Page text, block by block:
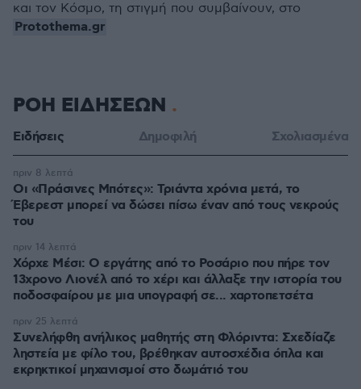
και τον Κόσμο, τη στιγμή που συμβαίνουν, στο
Protothema.gr
ΡΟΗ ΕΙΔΗΣΕΩΝ
Ειδήσεις Δημοφιλή Σχολιασμένα
Οι «Πράσινες Μπότες»: Τριάντα χρόνια μετά, το
Έβερεστ μπορεί να δώσει πίσω έναν από τους νεκρούς
του
πριν 8 λεπτά
Χόρχε Μέσι: Ο εργάτης από το Ροσάριο που πήρε τον
13χρονο Λιονέλ από το χέρι και άλλαξε την ιστορία του
ποδοσφαίρου με μια υπογραφή σε... χαρτοπετσέτα
πριν 14 λεπτά
Συνελήφθη ανήλικος μαθητής στη Φλόριντα: Σχεδίαζε
ληστεία με φίλο του, βρέθηκαν αυτοσχέδια όπλα και
εκρηκτικοί μηχανισμοί στο δωμάτιό του
πριν 25 λεπτά